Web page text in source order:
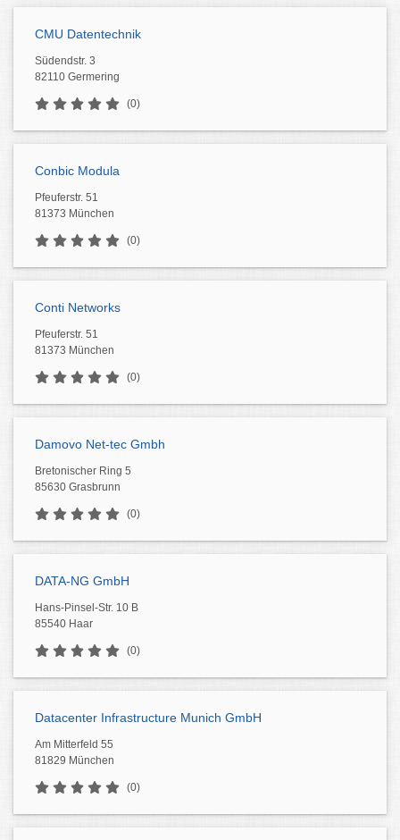
CMU Datentechnik
Südendstr. 3
82110 Germering
(0)
Conbic Modula
Pfeuferstr. 51
81373 München
(0)
Conti Networks
Pfeuferstr. 51
81373 München
(0)
Damovo Net-tec Gmbh
Bretonischer Ring 5
85630 Grasbrunn
(0)
DATA-NG GmbH
Hans-Pinsel-Str. 10 B
85540 Haar
(0)
Datacenter Infrastructure Munich GmbH
Am Mitterfeld 55
81829 München
(0)